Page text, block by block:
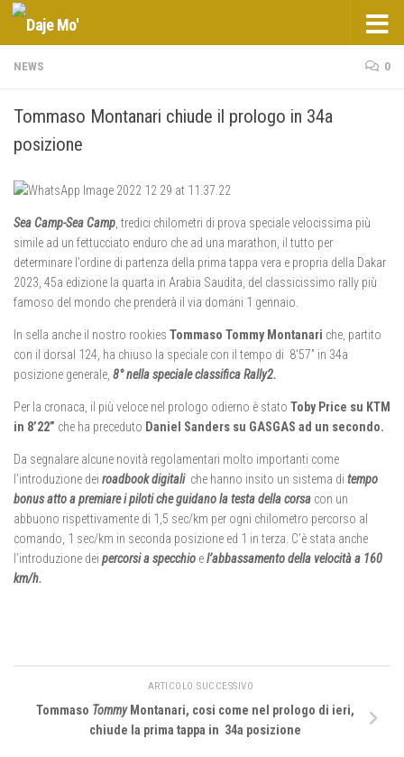
Salta al contenuto
NEWS 0
Tommaso Montanari chiude il prologo in 34a
posizione
Sea Camp-Sea Camp , tredici chilometri di prova speciale velocissima più
simile ad un fettucciato enduro che ad una marathon, il tutto per
determinare l’ordine di partenza della prima tappa vera e propria della Dakar
2023, 45a edizione la quarta in Arabia Saudita, del classicissimo rally più
famoso del mondo che prenderà il via domani 1 gennaio.
In sella anche il nostro rookies Tommaso Tommy Montanari che, partito
con il dorsal 124, ha chiuso la speciale con il tempo di 8’57” in 34a
posizione generale, 8° nella speciale classifica Rally2.
Per la cronaca, il più veloce nel prologo odierno è stato Toby Price su KTM
in 8’22” che ha preceduto Daniel Sanders su GASGAS ad un secondo.
Da segnalare alcune novità regolamentari molto importanti come
l’introduzione dei roadbook digitaliche hanno insito un sistema di tempo
bonus atto a premiare i piloti che guidano la testa della corsa con un
abbuono rispettivamente di 1,5 sec/km per ogni chilometro percorso al
comando, 1 sec/km in seconda posizione ed 1 in terza. C’è stata anche
l’introduzione dei percorsi a specchio el’abbassamento della velocità a 160
km/h.
ARTICOLO SUCCESSIVO
Tommaso TommyMontanari, cosi come nel prologo di ieri,
chiude la prima tappa in 34a posizione